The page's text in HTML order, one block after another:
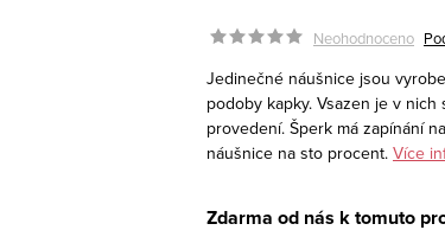
Neohodnoceno
Jedinečné náušnice jsou
podoby kapky. Vsazen je v
provedení. Šperk má zapínání
náušnice na sto procent. Více
Zdarma od nás k tomuto